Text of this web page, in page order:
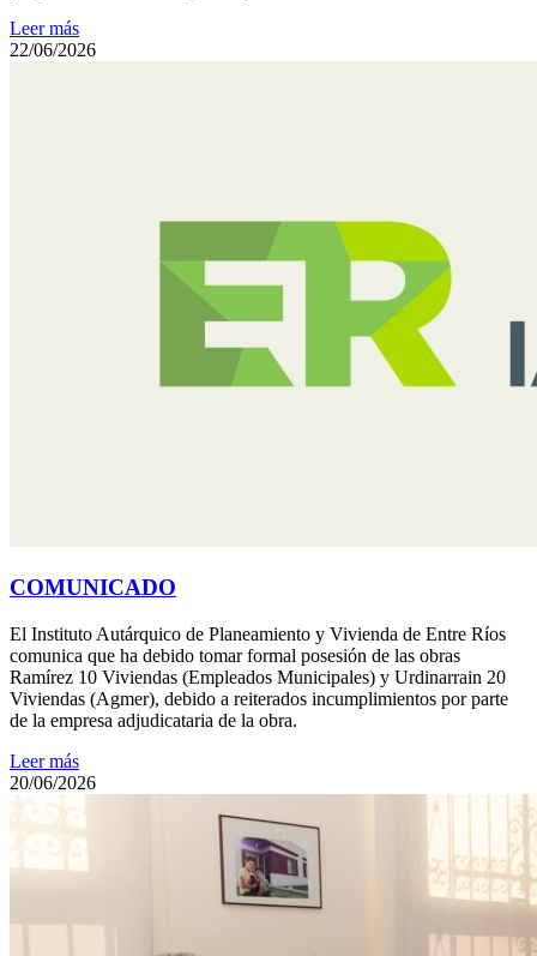
Leer más
22/06/2026
COMUNICADO
El Instituto Autárquico de Planeamiento y Vivienda de Entre Ríos
comunica que ha debido tomar formal posesión de las obras
Ramírez 10 Viviendas (Empleados Municipales) y Urdinarrain 20
Viviendas (Agmer), debido a reiterados incumplimientos por parte
de la empresa adjudicataria de la obra.
Leer más
20/06/2026